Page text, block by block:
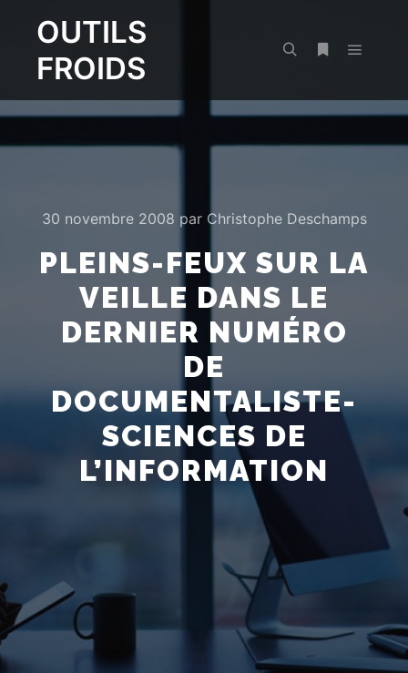
OUTILS
FROIDS
30 novembre 2008 par Christophe Deschamps
PLEINS-FEUX SUR LA
VEILLE DANS LE
DERNIER NUMÉRO
DE
DOCUMENTALISTE-
SCIENCES DE
L’INFORMATION